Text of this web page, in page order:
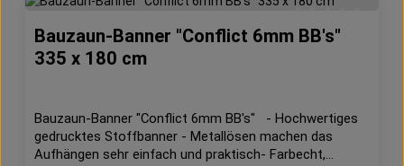
Durchschnittliche
Bauzaun-Banner "Conflict 6mm BB's"
335 x 180 cm
Bauzaun-Banner "Conflict 6mm BB's" - Hochwertiges
gedrucktes Stoffbanner - Metallösen machen das
Aufhängen sehr einfach und praktisch- Farbecht,